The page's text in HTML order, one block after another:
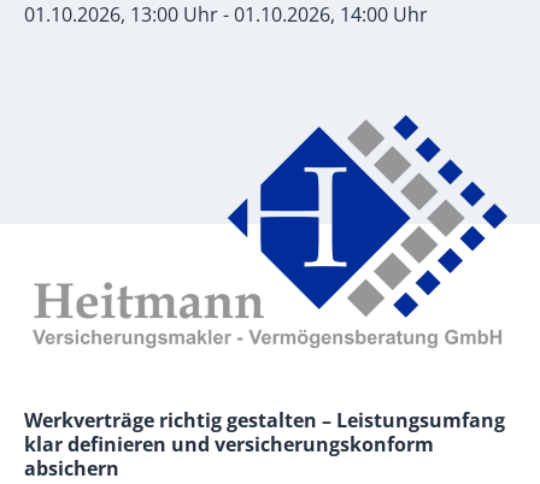
01.10.2026, 13:00 Uhr - 01.10.2026, 14:00 Uhr
Werkverträge richtig gestalten – Leistungsumfang
klar definieren und versicherungskonform
absichern